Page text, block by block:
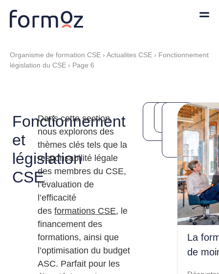
Organisme de formation CSE › Actualites CSE › Fonctionnement
législation du CSE › Page 6
Fonctionnement
et
législation
CSE
Dans cette section,
nous explorons des
thèmes clés tels que la
responsabilité légale
des membres du CSE,
l’évaluation de
l’efficacité
desformations CSE, le
financement des
formations, ainsi que
l’optimisation du budget
ASC. Parfait pour les
Toutes
l'actualités
CSE
Guides
CSE
Tout
savoir sur
les
formations
CSE
La
de